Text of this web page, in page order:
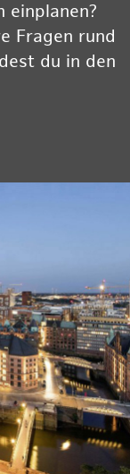
einplanen?
Fragen rund
du in den